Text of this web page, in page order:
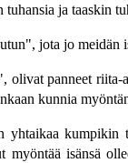
ja taaskin
jota jo meidän
panneet
kunnia
kumpikin
isänsä